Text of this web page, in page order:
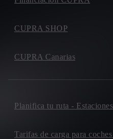
CUPRA SHOP
CUPRA Canarias
Planifica tu ruta -
Tarifas de carga para